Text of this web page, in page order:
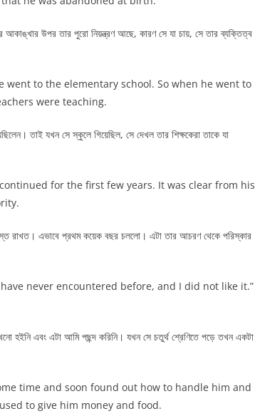
আকাঙ্খার উপর তার পুরো নিয়ন্ত্রণ আছে, কারণ সে যা চায়, সে তার ব্যক্তিত্ব
went to the elementary school. So when he went to
were teaching.
তাই যখন সে স্কুলে গিয়েছিল, সে দেখল তার শিক্ষকেরা তাকে যা
for the first few years. It was clear from his
রাখত। এভাবে প্রথম কয়েক বছর চললো। এটা তার আচরণ থেকে পরিস্কার
never encountered before, and I did not like it.”
হইনি এবং এটা আমি পছন্দ করিনি। যখন সে চতুর্থ শ্রেণিতে পড়ে তখন একটা
time and soon found out how to handle him and
to give him money and food.